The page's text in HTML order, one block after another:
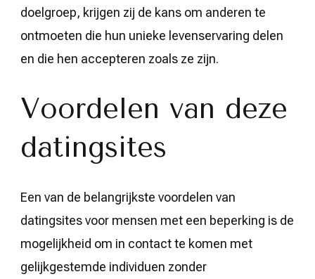
doelgroep, krijgen zij de kans om anderen te
ontmoeten die hun unieke levenservaring delen
en die hen accepteren zoals ze zijn.
Voordelen van deze
datingsites
Een van de belangrijkste voordelen van
datingsites voor mensen met een beperking is de
mogelijkheid om in contact te komen met
gelijkgestemde individuen zonder